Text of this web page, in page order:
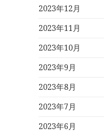
2023年12月
2023年11月
2023年10月
2023年9月
2023年8月
2023年7月
2023年6月